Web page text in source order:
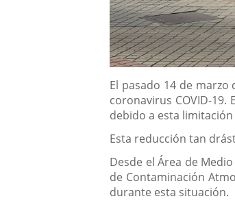
Descripción
El pasado 14 de
coronavirus COVID-
debido a esta
Esta reducción tan
Desde el Área de
de Contaminación
durante esta situación.